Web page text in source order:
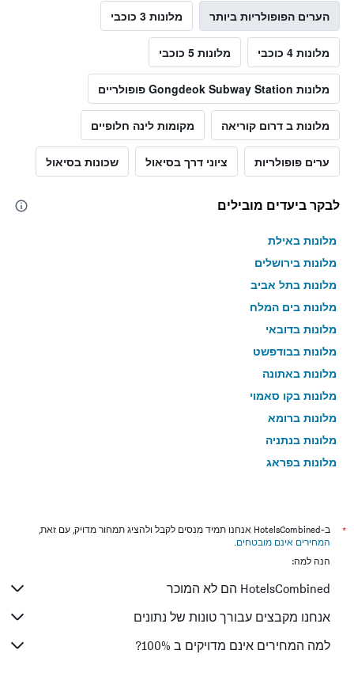
הערים הפופולריות ביותר מלונות 3 כוכבי
מלונות 4 כוכבי מלונות 5 כוכבי
מלונות Gongdeok Subway Station פופולריים
מלונות ב דרום קוריאה מקומות לינה חלופיים
ערים פופולריות ציוני דרך בסיאול שכונות בסיאול
לבקר ביעדים מובילים
מלונות באילת
מלונות בירושלים
מלונות בתל אביב
מלונות בים המלח
מלונות בדובאי
מלונות בבודפשט
מלונות באתונה
מלונות בקו סאמוי
מלונות ברומא
מלונות בנתניה
מלונות בפראג
מלונות בניו יורק
מלונות בבנגקוק
מלונות בבוקרשט
מלונות בפאפוס
מלונות בלימסול
*
ב-HotelsCombined אנחנו תמיד מנסים לקבל ולהציג תמחור מדויק, עם זאת,
המחירים אינם מובטחים.
הנה למה:
HotelsCombined הם לא המוכר
אנחנו מקבצים עבורך טונות של נתונים
למה המחירים אינם מדויקים ב 100%?